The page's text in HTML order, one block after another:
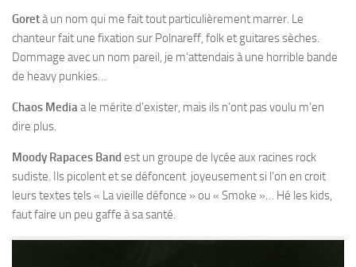
Goretà un nom qui me fait tout particulièrement marrer. Le
chanteur fait une fixation sur Polnareff, folk et guitares sèches.
Dommage avec un nom pareil, je m’attendais à une horrible bande
de heavy punkies…
Chaos Mediaa le mérite d’exister, mais ils n’ont pas voulu m’en
dire plus.
Moody Rapaces Band est un groupe de lycée aux racines rock
sudiste. Ils picolent et se défoncent joyeusement si l’on en croit
leurs textes tels « La vieille défonce » ou « Smoke »… Hé les kids,
faut faire un peu gaffe à sa santé.